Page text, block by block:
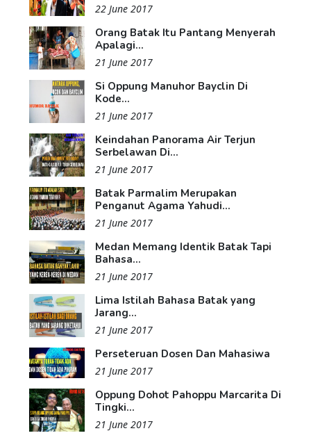
22 June 2017
Orang Batak Itu Pantang Menyerah
Apalagi...
21 June 2017
Si Oppung Manuhor Bayclin Di
Kode...
21 June 2017
Keindahan Panorama Air Terjun
Serbelawan Di...
21 June 2017
Batak Parmalim Merupakan
Penganut Agama Yahudi...
21 June 2017
Medan Memang Identik Batak Tapi
Bahasa...
21 June 2017
Lima Istilah Bahasa Batak yang
Jarang...
21 June 2017
Perseteruan Dosen Dan Mahasiwa
21 June 2017
Oppung Dohot Pahoppu Marcarita Di
Tingki...
21 June 2017